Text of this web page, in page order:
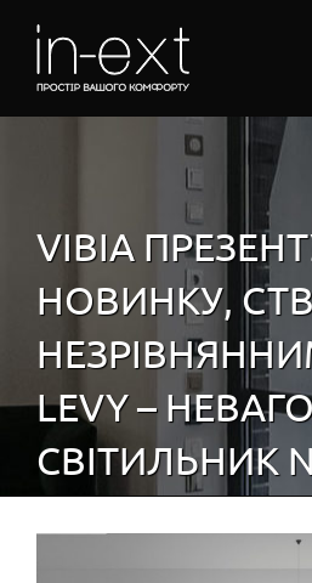
VIBIA
НОВИНКУ,
LEVY –
СВІТИЛЬНИК